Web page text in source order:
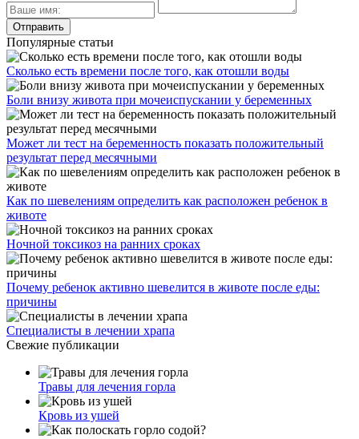
Популярные статьи
Сколько есть времени после того, как отошли воды
Боли внизу живота при мочеиспускании у беременных
Может ли тест на беременность показать положительный
результат перед месячными
Как по шевелениям определить как расположен ребенок в
животе
Ночной токсикоз на ранних сроках
Почему ребенок активно шевелится в животе после еды:
причины
Специалисты в лечении храпа
Свежие публикации
Травы для лечения горла
Кровь из ушей